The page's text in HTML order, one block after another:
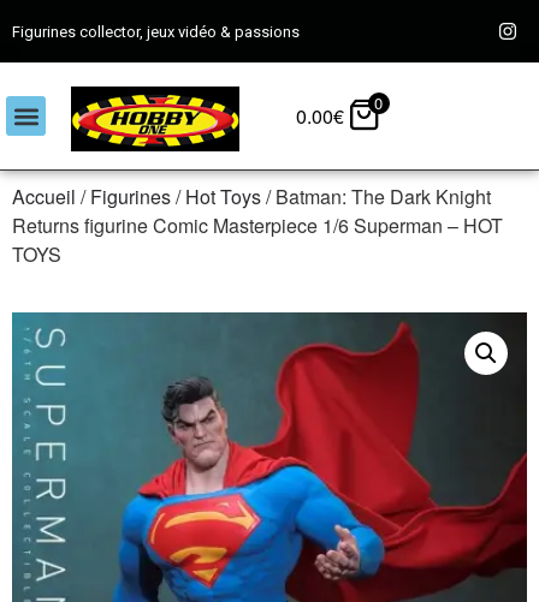
Figurines collector, jeux vidéo & passions
0.00€ 0
Accueil /Figurines/Hot Toys/ Batman: The Dark Knight
Returns figurine Comic Masterpiece 1/6 Superman – HOT
TOYS